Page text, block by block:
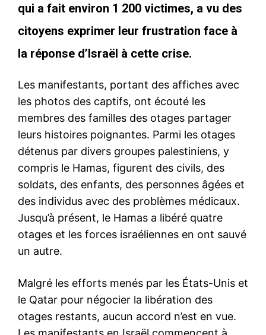
qui a fait environ 1 200 victimes, a vu des
citoyens exprimer leur frustration face à
la réponse d’Israël à cette crise.
Les manifestants, portant des affiches avec
les photos des captifs, ont écouté les
membres des familles des otages partager
leurs histoires poignantes. Parmi les otages
détenus par divers groupes palestiniens, y
compris le Hamas, figurent des civils, des
soldats, des enfants, des personnes âgées et
des individus avec des problèmes médicaux.
Jusqu’à présent, le Hamas a libéré quatre
otages et les forces israéliennes en ont sauvé
un autre.
Malgré les efforts menés par les États-Unis et
le Qatar pour négocier la libération des
otages restants, aucun accord n’est en vue.